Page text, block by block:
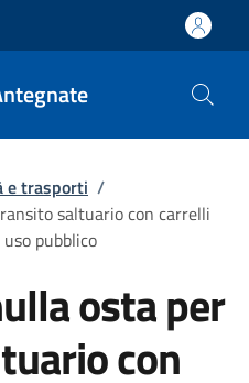
e trasporti /
saltuario con carrelli
pubblico
osta per
con